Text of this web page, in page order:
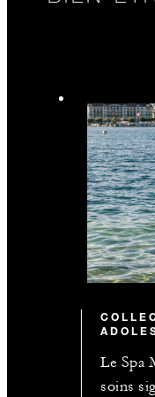
Le Spa
soins